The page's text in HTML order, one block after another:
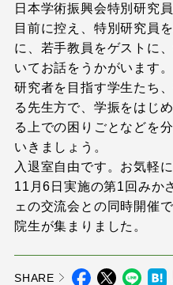
日本学術振興会特別研究
目前に控え、特別研究員
に、若手教員をゲストに
いてお話をうかがいます。
研究者を目指す学生たち
る先生方で、学振をはじ
る上での困りごとなどを
いきましょう。
入退室自由です。お気軽
11月6日実施の第1回みか
ェの交流会との同時開催
院生が集まりました。
SHARE